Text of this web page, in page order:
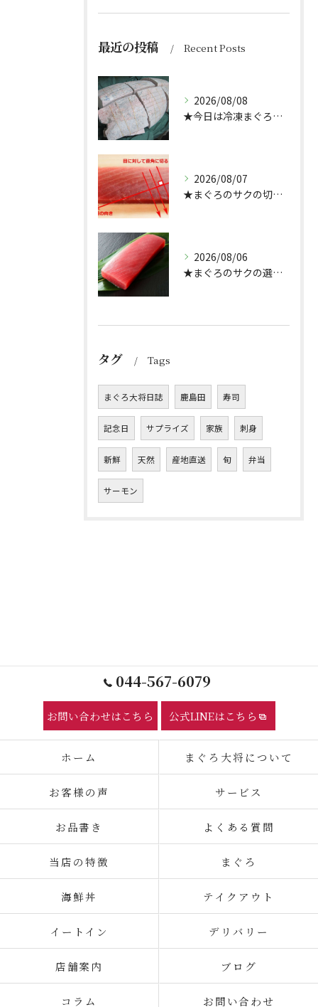
最近の投稿 Recent Posts
2026/08/08
★今日は冷凍まぐろのサクの解凍方法★（どんぶり屋まぐろ大将）
2026/08/07
★まぐろのサクの切り方★
2026/08/06
★まぐろのサクの選び方★（どんぶり屋まぐろ大将）
タグ Tags
まぐろ大将日誌 鹿島田 寿司
記念日 サプライズ 家族 刺身
新鮮 天然 産地直送 旬 弁当
サーモン
044-567-6079
お問い合わせはこちら 公式LINEはこちら
ホーム まぐろ大将について
お客様の声 サービス
お品書き よくある質問
当店の特徴 まぐろ
海鮮丼 テイクアウト
イートイン デリバリー
店舗案内 ブログ
コラム お問い合わせ